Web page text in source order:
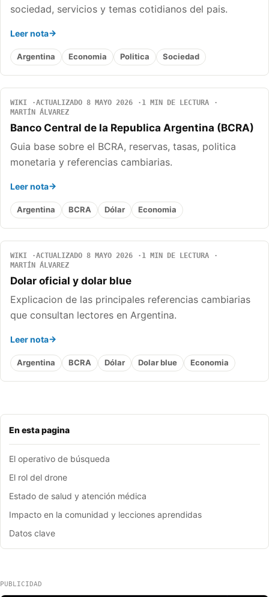
En esta pagina
El operativo de búsqueda
El rol del drone
Estado de salud y atención médica
Impacto en la comunidad y lecciones aprendidas
Datos clave
sociedad, servicios y temas cotidianos del pais.
Leer nota
Argentina Economia Politica Sociedad
WIKI ACTUALIZADO 8 MAYO 2026
1 MIN DE LECTURA
MARTÍN ÁLVAREZ
Banco Central de la Republica Argentina (BCRA)
Guia base sobre el BCRA, reservas, tasas, politica
monetaria y referencias cambiarias.
Leer nota
Argentina BCRA Dólar Economia
WIKI ACTUALIZADO 8 MAYO 2026
1 MIN DE LECTURA
MARTÍN ÁLVAREZ
Dolar oficial y dolar blue
Explicacion de las principales referencias cambiarias
que consultan lectores en Argentina.
Leer nota
Argentina BCRA Dólar Dolar blue Economia
PUBLICIDAD